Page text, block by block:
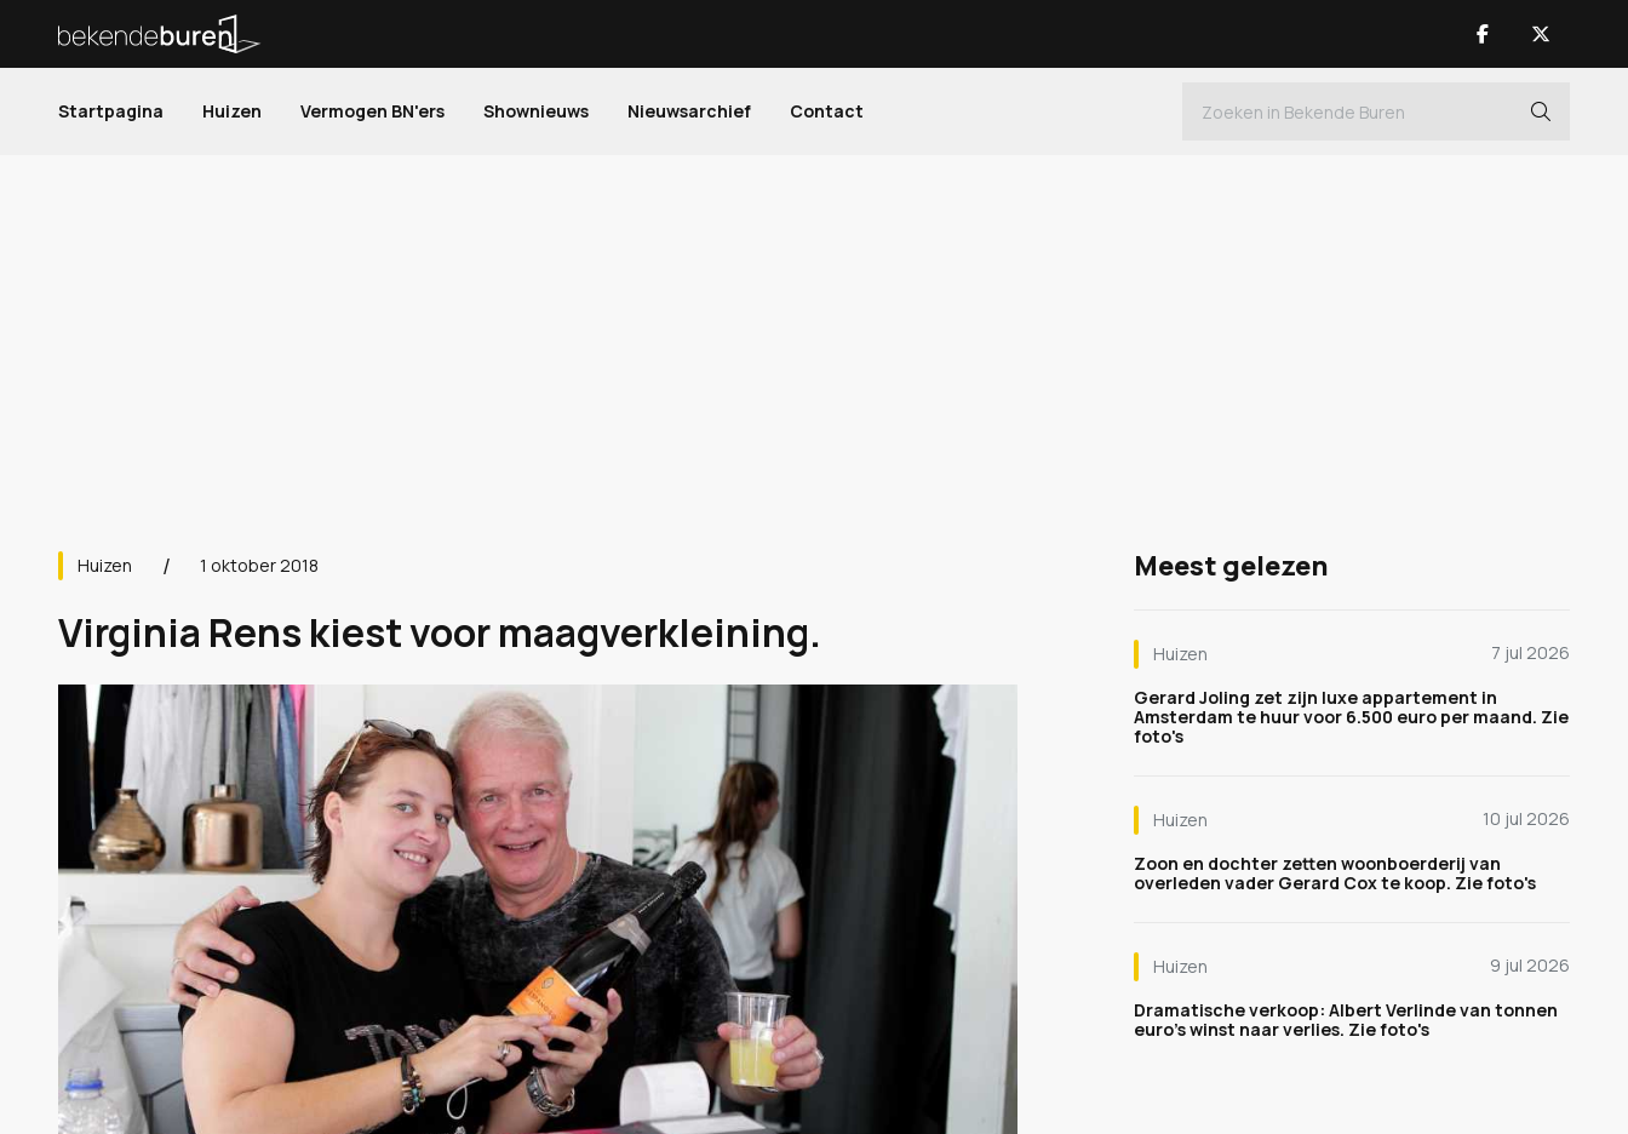
Startpagina Huizen Vermogen BN'ers Shownieuws Nieuwsarchief Contact
Huizen 1 oktober 2018
Virginia Rens kiest voor maagverkleining.
Meest gelezen
Huizen
7 jul 2026
Gerard Joling zet zijn luxe appartement in
Amsterdam te huur voor 6.500 euro per maand. Zie
foto's
Huizen
10 jul 2026
Zoon en dochter zetten woonboerderij van
overleden vader Gerard Cox te koop. Zie foto's
Huizen
9 jul 2026
Dramatische verkoop: Albert Verlinde van tonnen
euro's winst naar verlies. Zie foto's